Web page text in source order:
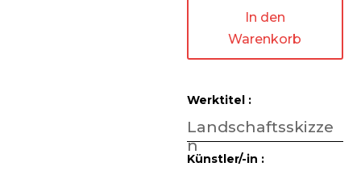
In den
Warenkorb
Werktitel :
Landschaftsskizze
n
Künstler/-in :